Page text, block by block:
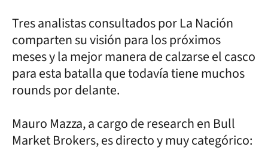
Tres analistas consultados por La Nación
comparten su visión para los próximos
meses y la mejor manera de calzarse el casco
para esta batalla que todavía tiene muchos
rounds por delante.
Mauro Mazza, a cargo de research en Bull
Market Brokers, es directo y muy categórico: